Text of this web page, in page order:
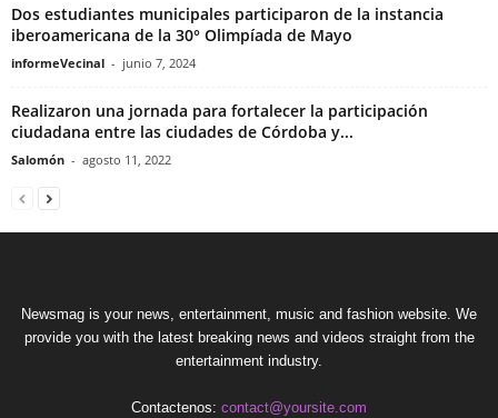
Dos estudiantes municipales participaron de la instancia
iberoamericana de la 30° Olimpíada de Mayo
informeVecinal - junio 7, 2024
Realizaron una jornada para fortalecer la participación
ciudadana entre las ciudades de Córdoba y...
Salomón - agosto 11, 2022
Newsmag is your news, entertainment, music and fashion website. We
provide you with the latest breaking news and videos straight from the
entertainment industry.
Contactenos: contact@yoursite.com